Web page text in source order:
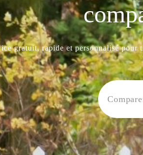
gratuit, rapide et personnalisé